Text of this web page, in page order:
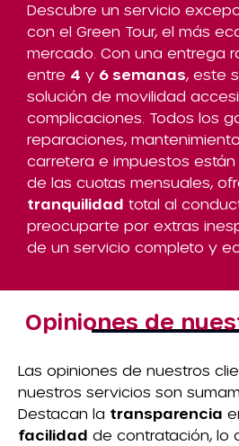
Descubre un servicio
con el Green Tour, el más
mercado. Con una entrega
entre 4 y 6 semanas, este
solución de movilidad
complicaciones. Todos los
reparaciones,
carretera e impuestos
de las cuotas mensuales,
tranquilidad total al
preocuparte por extras
de un servicio completo y
Opiniones de
Las opiniones de nuestros
nuestros servicios son
Destacan la transparencia
facilidad de contratación, lo